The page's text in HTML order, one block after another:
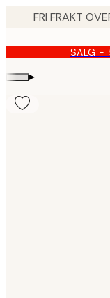
content.
SALG -
▸